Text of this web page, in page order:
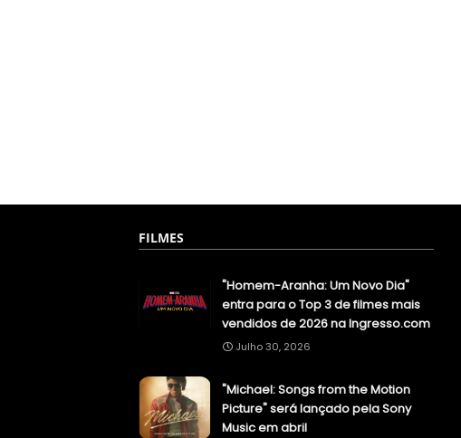
FILMES
"Homem-Aranha: Um Novo Dia"
entra para o Top 3 de filmes mais
vendidos de 2026 na Ingresso.com
Julho 30, 2026
"Michael: Songs from the Motion
Picture" será lançado pela Sony
Music em abril